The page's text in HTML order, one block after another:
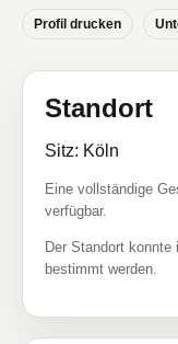
Profil drucken
Standort
Sitz: Köln
Eine vollständige
verfügbar.
Der Standort
bestimmt werden.